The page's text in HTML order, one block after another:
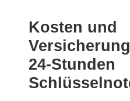
Kosten und
24-Stunden